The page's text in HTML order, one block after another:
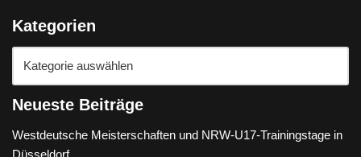
Kategorien
Neueste Beiträge
Westdeutsche Meisterschaften und NRW-U17-Trainingstage in